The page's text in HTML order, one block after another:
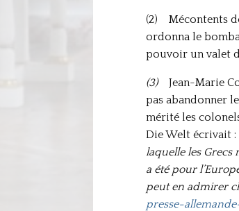
(2) Mécontents
ordonna le
pouvoir un valet
(3) Jean-Marie
pas abandonner
mérité les
Die Welt écrivait :
laquelle les Grecs
a été pour
peut en admirer
presse-